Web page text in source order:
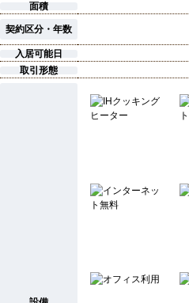
面積
契約区分・年数
入居可能日
取引形態